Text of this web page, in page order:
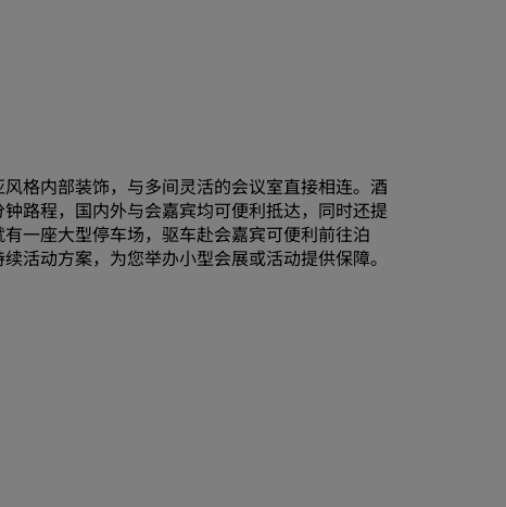
格内部装饰，与多间灵活的会议室直接相连。酒
路程，国内外与会嘉宾均可便利抵达，同时还提
一座大型停车场，驱车赴会嘉宾可便利前往泊
活动方案，为您举办小型会展或活动提供保障。